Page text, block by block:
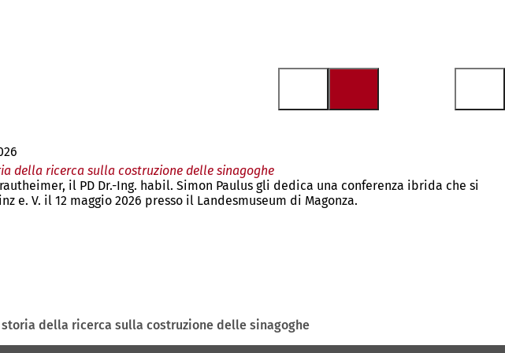
della ricerca sulla costruzione delle sinagoghe
il PD Dr.-Ing. habil. Simon Paulus gli dedica una conferenza ibrida che si
e. V. il 12 maggio 2026 presso il Landesmuseum di Magonza.
della ricerca sulla costruzione delle sinagoghe